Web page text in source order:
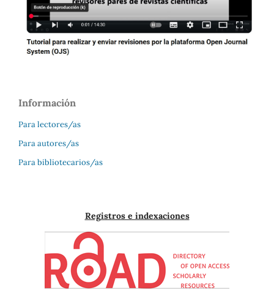
Información
Para lectores/as
Para autores/as
Para bibliotecarios/as
Registros e indexaciones